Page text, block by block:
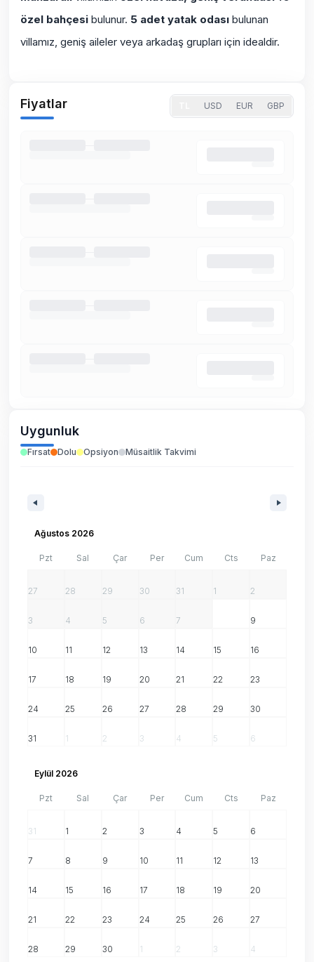
özel bahçesi bulunur. 5 adet yatak odası bulunan
villamız, geniş aileler veya arkadaş grupları için idealdir.
Fiyatlar USD EUR GBP
Uygunluk
Fırsat Dolu Opsiyon Müsaitlik Takvimi
Ağustos 2026
Pzt Sal Çar Per Cum Cts Paz
27 28 29 30 31 1 2
3 4 5 6 7 9
10 11 12 13 14 15 16
17 18 19 20 21 22 23
24 25 26 27 28 29 30
31 1 2 3 4 5 6
Eylül 2026
Pzt Sal Çar Per Cum Cts Paz
31 1 2 3 4 5 6
7 8 9 10 11 12 13
14 15 16 17 18 19 20
21 22 23 24 25 26 27
28 29 30 1 2 3 4